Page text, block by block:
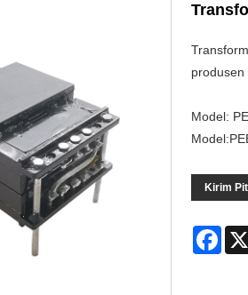
produsen
Model:
Kirim